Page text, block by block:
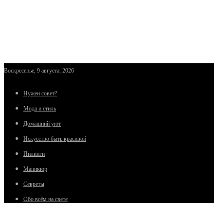
Воскресенье, 9 августа, 2026
Нужен совет?
Мода и стиль
Домашний уют
Искусство быть красивой
Пилинги
Маникюр
Секреты
Обо всём на свете